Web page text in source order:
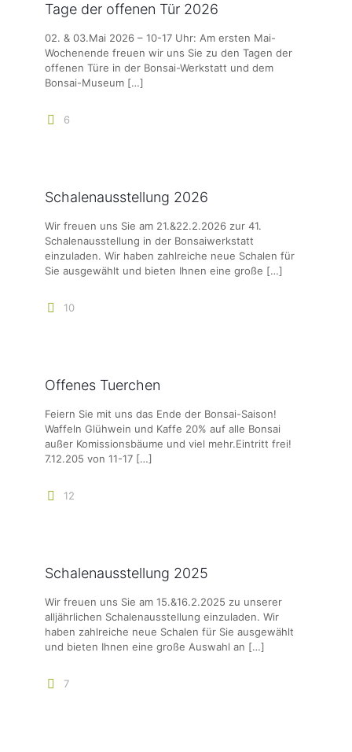
Tage der offenen Tür 2026
02. & 03.Mai 2026 – 10-17 Uhr: Am ersten Mai-
Wochenende freuen wir uns Sie zu den Tagen der
offenen Türe in der Bonsai-Werkstatt und dem
Bonsai-Museum[…]
6
Schalenausstellung 2026
Wir freuen uns Sie am 21.&22.2.2026 zur 41.
Schalenausstellung in der Bonsaiwerkstatt
einzuladen. Wir haben zahlreiche neue Schalen für
Sie ausgewählt und bieten Ihnen eine große […]
10
Offenes Tuerchen
Feiern Sie mit uns das Ende der Bonsai-Saison!
Waffeln Glühwein und Kaffe 20% auf alle Bonsai
außer Komissionsbäume und viel mehr.Eintritt frei!
7.12.205 von 11-17[…]
12
Schalenausstellung 2025
Wir freuen uns Sie am 15.&16.2.2025 zu unserer
alljährlichen Schalenausstellung einzuladen. Wir
haben zahlreiche neue Schalen für Sie ausgewählt
und bieten Ihnen eine große Auswahl an […]
7